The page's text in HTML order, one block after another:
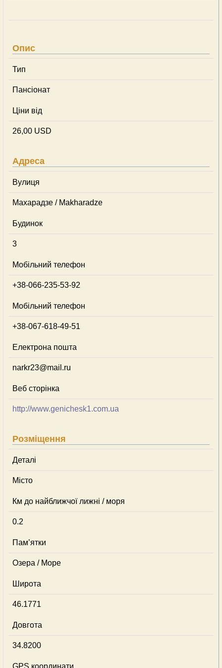
Опис
Тип
Пансіонат
Ціни від
26,00 USD
Адреса
Вулиця
Махарадзе / Makharadze
Будинок
3
Мобільний телефон
+38-066-235-53-92
Мобільний телефон
+38-067-618-49-51
Електрона пошта
narkr23@mail.ru
Веб сторінка
http://www.genichesk1.com.ua
Розміщення
Деталі
Місто
Км до найближчої лижні / моря
0.2
Пам’ятки
Озера / Море
Широта
46.1771
Довгота
34.8200
GPS координати